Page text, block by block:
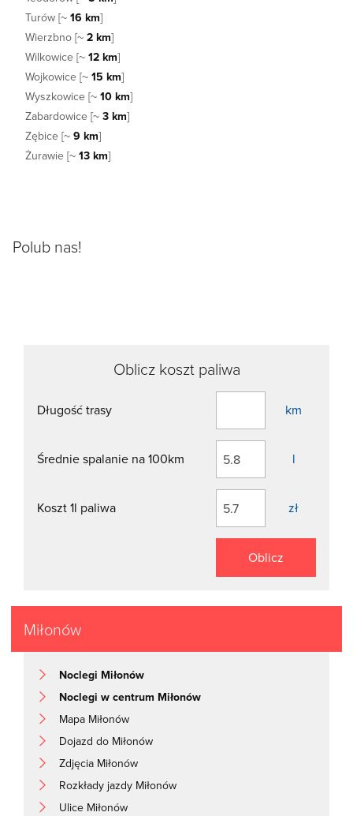
Turów [~ 16 km]
Wierzbno [~ 2 km]
Wilkowice [~ 12 km]
Wojkowice [~ 15 km]
Wyszkowice [~ 10 km]
Zabardowice [~ 3 km]
Zębice [~ 9 km]
Żurawie [~ 13 km]
Polub nas!
Oblicz koszt paliwa
Długość trasy km
Średnie spalanie na 100km l
Koszt 1l paliwa zł
Oblicz
Miłonów
Noclegi Miłonów
Noclegi w centrum Miłonów
Mapa Miłonów
Dojazd do Miłonów
Zdjęcia Miłonów
Rozkłady jazdy Miłonów
Ulice Miłonów